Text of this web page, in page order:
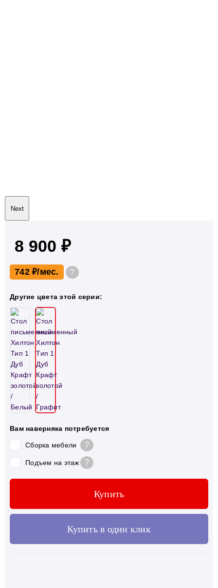
Next
8 900 ₽
742 ₽ ?
Другие цвета этой серии:
Вам наверняка потребуется
Сборка мебели ?
Подъем на этаж ?
Купить
Купить в один клик